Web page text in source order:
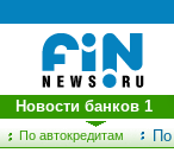
По автокредитам По
Новости банков 1